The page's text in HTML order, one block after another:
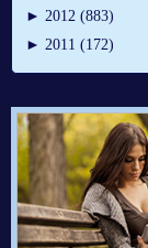
► 2012 (883)
► 2011 (172)